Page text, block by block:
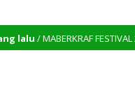
/ MABERKRAF FESTIVAL
Tinggi